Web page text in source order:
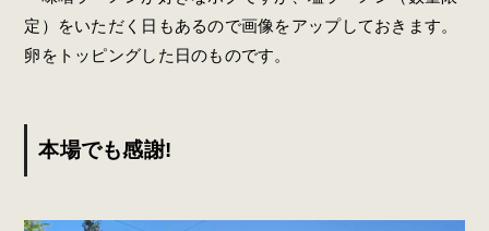
定）をいただく日もあるので画像をアップしておきます。
卵をトッピングした日のものです。
本場でも感謝!